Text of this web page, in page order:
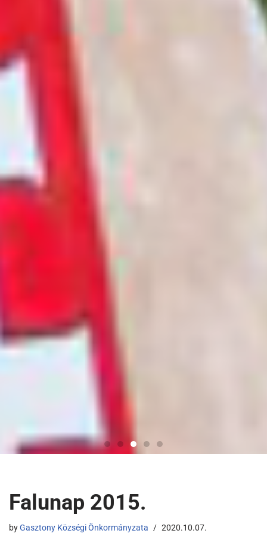
Falunap 2015.
byGasztony Községi Önkormányzata 2020.10.07.